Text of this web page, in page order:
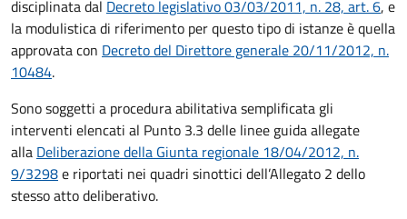
disciplinata dal Decreto legislativo 03/03/2011, n. 28, art. 6, e
la modulistica di riferimento per questo tipo di istanze è quella
approvata con Decreto del Direttore generale 20/11/2012, n.
10484.
Sono soggetti a procedura abilitativa semplificata gli
interventi elencati al Punto 3.3 delle linee guida allegate
alla Deliberazione della Giunta regionale 18/04/2012, n.
9/3298e riportati nei quadri sinottici dell’Allegato 2 dello
stesso atto deliberativo.